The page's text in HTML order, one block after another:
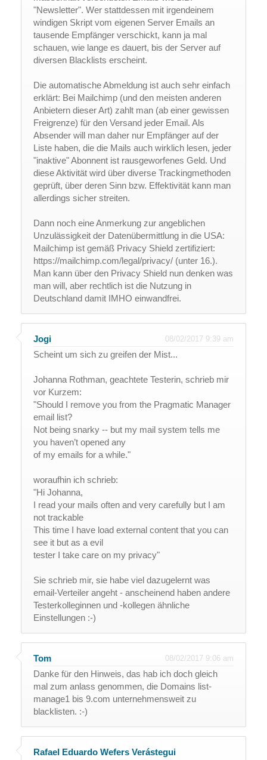
"Newsletter". Wer stattdessen mit irgendeinem
windigen Skript vom eigenen Server Emails an
tausende Empfänger verschickt, kann ja mal
schauen, wie lange es dauert, bis der Server auf
diversen Blacklists erscheint.
Die automatische Abmeldung ist auch sehr einfach
erklärt: Bei Mailchimp (und den meisten anderen
Anbietern dieser Art) zahlt man (ab einer gewissen
Freigrenze) für den Versand jeder Email. Als
Absender will man daher nur Empfänger auf der
Liste haben, die die Mails auch wirklich lesen, jeder
"inaktive" Abonnent ist rausgeworfenes Geld. Und
diese Aktivität wird über diverse Trackingmethoden
geprüft, über deren Sinn bzw. Effektivität kann man
allerdings sicher streiten.
Dann noch eine Anmerkung zur angeblichen
Unzulässigkeit der Datenübermittlung in die USA:
Mailchimp ist gemäß Privacy Shield zertifiziert:
https://mailchimp.com/legal/privacy/ (unter 16.).
Man kann über den Privacy Shield nun denken was
man will, aber rechtlich ist die Nutzung in
Deutschland damit IMHO einwandfrei.
Jogi 08/02/2017 9:39 am
Scheint um sich zu greifen der Mist...
Johanna Rothman, geachtete Testerin, schrieb mir
vor Kurzem:
"Should I remove you from the Pragmatic Manager
email list?
Not being snarky -- but my mail system tells me
you haven’t opened any
of my emails for a while."
woraufhin ich schrieb:
"Hi Johanna,
I read your mails often and very carefully but I am
not trackable
This time I have load external content that you can
see it but as a evil
tester I take care on my privacy"
Sie schrieb mir, sie habe viel dazugelernt was
email-Verteiler angeht - anscheinend haben andere
Testerkolleginnen und -kollegen ähnliche
Einstellungen :-)
Tom 08/02/2017 9:06 am
Danke für den Hinweis, das hab ich doch gleich
mal zum anlass genommen, die Domains list-
manage1 bis 9.com unternehmensweit zu
blacklisten. :-)
Rafael Eduardo Wefers Verástegui